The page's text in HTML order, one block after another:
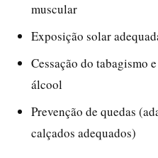
muscular
Exposição solar
Cessação do tabagismo
álcool
Prevenção de quedas
calçados adequados)